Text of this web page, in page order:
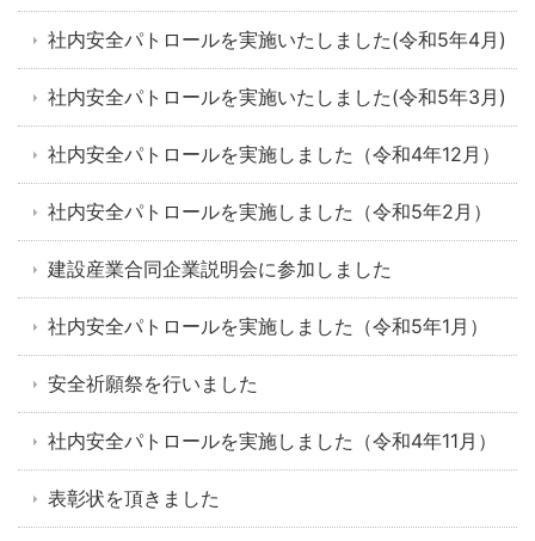
社内安全パトロールを実施いたしました(令和5年4月)
社内安全パトロールを実施いたしました(令和5年3月)
社内安全パトロールを実施しました（令和4年12月）
社内安全パトロールを実施しました（令和5年2月）
建設産業合同企業説明会に参加しました
社内安全パトロールを実施しました（令和5年1月）
安全祈願祭を行いました
社内安全パトロールを実施しました（令和4年11月）
表彰状を頂きました